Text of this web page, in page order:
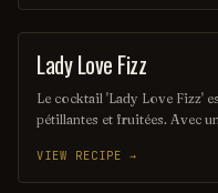
estivales. Sa couleur rose
explosion de plaisir à
ORDINARY DRINK
Lady Love Fizz
Le cocktail 'Lady Love Fizz'
pétillantes et fruitées. Avec
rafraîchissante et élégante,
touche de champagne
VIEW RECIPE →